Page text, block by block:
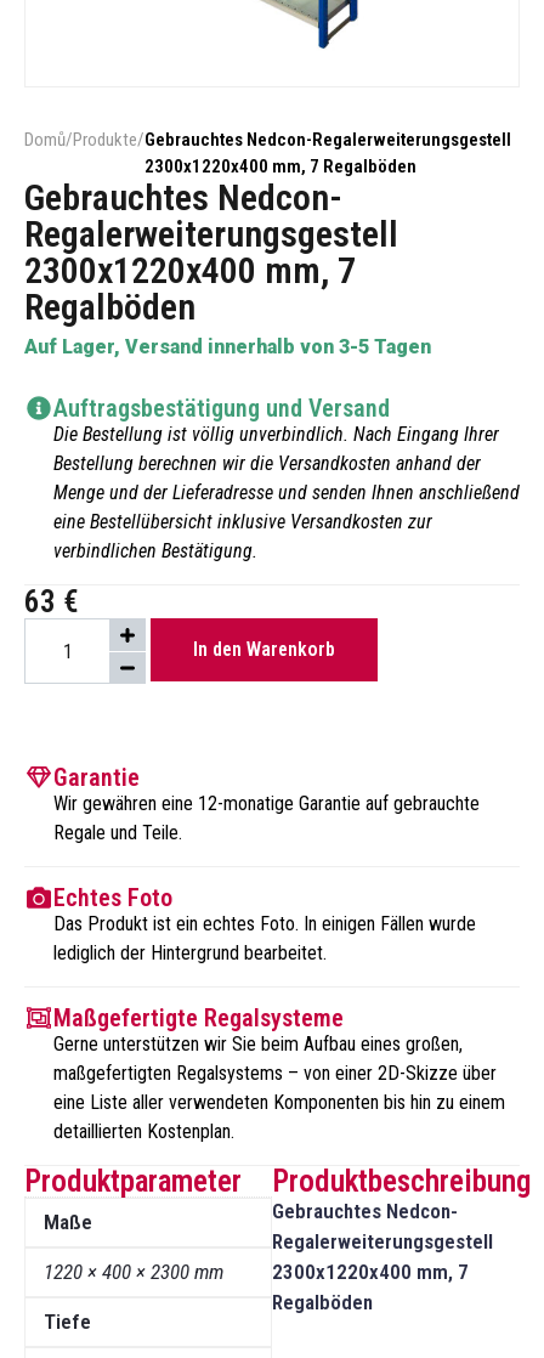
Domů/Produkte/Gebrauchtes Nedcon-Regalerweiterungsgestell
2300x1220x400 mm, 7 Regalböden
Gebrauchtes Nedcon-
Regalerweiterungsgestell
2300x1220x400 mm, 7
Regalböden
Auf Lager, Versand innerhalb von 3-5 Tagen
Auftragsbestätigung und Versand
Die Bestellung ist völlig unverbindlich. Nach Eingang Ihrer
Bestellung berechnen wir die Versandkosten anhand der
Menge und der Lieferadresse und senden Ihnen anschließend
eine Bestellübersicht inklusive Versandkosten zur
verbindlichen Bestätigung.
63 €
In den Warenkorb
Garantie
Wir gewähren eine 12-monatige Garantie auf gebrauchte
Regale und Teile.
Echtes Foto
Das Produkt ist ein echtes Foto. In einigen Fällen wurde
lediglich der Hintergrund bearbeitet.
Maßgefertigte Regalsysteme
Gerne unterstützen wir Sie beim Aufbau eines großen,
maßgefertigten Regalsystems – von einer 2D-Skizze über
eine Liste aller verwendeten Komponenten bis hin zu einem
detaillierten Kostenplan.
Produktparameter
Maße
1220 × 400 × 2300 mm
Tiefe
Produktbeschreibung
Gebrauchtes Nedcon-
Regalerweiterungsgestell
2300x1220x400 mm, 7
Regalböden